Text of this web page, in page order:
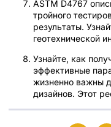
ASTM D4767
тройного
результаты.
геотехнической
Узнайте, как
эффективные
жизненно важны
дизайнов. Этот